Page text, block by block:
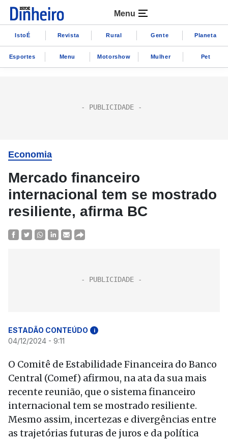
Menu
IstoÉ Revista Rural Gente Planeta
Esportes Menu Motorshow Mulher Pet
Economia
Mercado financeiro
internacional tem se mostrado
resiliente, afirma BC
ESTADÃO CONTEÚDO i
04/12/2024 - 9:11
O Comitê de Estabilidade Financeira do Banco
Central (Comef) afirmou, na ata da sua mais
recente reunião, que o sistema financeiro
internacional tem se mostrado resiliente.
Mesmo assim, incertezas e divergências entre
as trajetórias futuras de juros e da política